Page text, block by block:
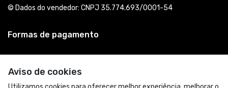
Aviso de cookies
© Dados do vendedor: CNPJ 35.774.693/0001-54
Formas de pagamento